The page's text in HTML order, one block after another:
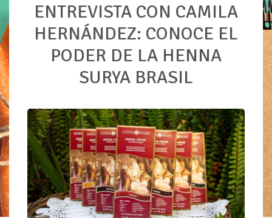
ENTREVISTA CON CAMILA
HERNÁNDEZ: CONOCE EL
PODER DE LA HENNA
SURYA BRASIL